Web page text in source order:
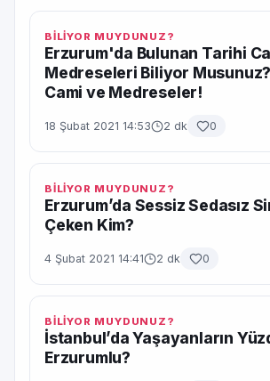
BİLİYOR MUYDUNUZ?
Erzurum'da Bulunan Tarihi
Medreseleri Biliyor
Cami ve Medreseler!
18 Şubat 2021 14:53 2 dk 0
BİLİYOR MUYDUNUZ?
Erzurum’da Sessiz Sedasız
Çeken Kim?
4 Şubat 2021 14:41 2 dk 0
BİLİYOR MUYDUNUZ?
İstanbul’da Yaşayanların
Erzurumlu?